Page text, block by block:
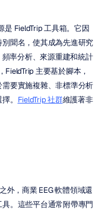
是 FieldTrip 工具箱。它因
聞名，使其成為先進研究
率分析、來源重建和統計
FieldTrip 主要基於腳本，
要實施複雜、非標準分析
。 FieldTrip 社群維護著非
外，商業 EEG 軟體領域還
。這些平台通常附帶專門